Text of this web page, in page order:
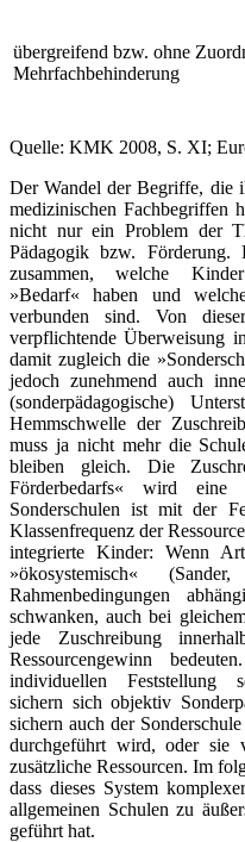
übergreifend bzw. ohne
Mehrfachbehinderung
Quelle: KMK 2008, S. XI;
Der Wandel der Begriffe, die
medizinischen Fachbegriffen
nicht nur ein Problem der
Pädagogik bzw.
zusammen, welche Kinder
»Bedarf« haben und
verbunden sind. Von
verpflichtende Überweisung
damit zugleich die
jedoch zunehmend auch
(sonderpädagogische)
Hemmschwelle der
muss ja nicht mehr die
bleiben gleich. Die
Förderbedarfs« wird eine
Sonderschulen ist mit der
Klassenfrequenz der
integrierte Kinder: Wenn
»ökosystemisch«
Rahmenbedingungen
schwanken, auch bei
jede Zuschreibung
Ressourcengewinn
individuellen Feststellung
sichern sich objektiv
sichern auch der
durchgeführt wird, oder sie
zusätzliche Ressourcen. Im
dass dieses System
allgemeinen Schulen zu
geführt hat.